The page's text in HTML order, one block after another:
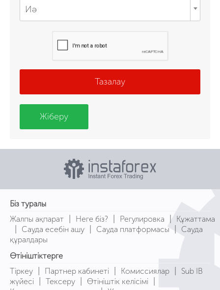
Иә
Тазалау
Жіберу
Біз туралы
Жалпы ақпарат
| Неге біз? | Регулировка | Құжаттама
| Сауда есебін ашу | Сауда платформасы |
Сауда
құралдары
Өтініштіктерге
Тіркеу | Партнер кабинеті | Комиссиялар |
Sub IB
жүйесі | Тексеру | Өтініштік келісімі |